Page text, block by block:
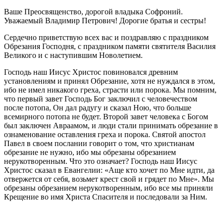
Ваше Преосвященство, дорогой владыка Софроний.
Уважаемый Владимир Петрович! Дорогие братья и сестры!
Сердечно приветствую всех вас и поздравляю с праздником
Обрезания Господня, с праздником памяти святителя Василия
Великого и с наступившим Новолетием.
Господь наш Иисус Христос повиновался древним
установлениям и принял Обрезание, хотя не нуждался в этом,
ибо не имел никакого греха, страсти или порока. Мы помним,
что первый завет Господь Бог заключил с человечеством
после потопа, Он дал радугу и сказал Ною, что больше
всемирного потопа не будет. Второй завет человека с Богом
был заключен Авраамом, и люди стали принимать обрезание в
ознаменование оставления греха и порока. Святой апостол
Павел в своем послании говорит о том, что христианам
обрезание не нужно, ибо мы обрезаны обрезанием
нерукотворенным. Что это означает? Господь наш Иисус
Христос сказал в Евангелии: «Аще кто хочет по Мне идти, да
отвержется от себя, возьмет крест свой и грядет по Мне». Мы
обрезаны обрезанием нерукотворенным, ибо все мы приняли
Крещение во имя Христа Спасителя и последовали за Ним.